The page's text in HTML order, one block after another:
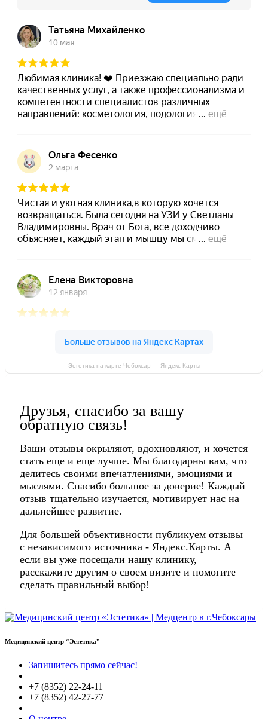
Эстетика на карте Чебоксар — Яндекс Карты
Друзья, спасибо за вашу
обратную связь!
Ваши отзывы окрыляют, вдохновляют, и хочется
стать еще и еще лучше. Мы благодарны вам, что
делитесь своими впечатлениями, эмоциями и
мыслями. Спасибо большое за доверие! Каждый
отзыв тщательно изучается, мотивирует нас на
дальнейшее развитие.
Для большей объективности публикуем отзывы
с независимого источника - Яндекс.Карты. А
если вы уже посещали нашу клинику,
расскажите другим о своем визите и помогите
сделать правильный выбор!
Медицинский центр “Эстетика”
Запишитесь прямо сейчас!
+7 (8352) 22-24-11
+7 (8352) 42-27-77